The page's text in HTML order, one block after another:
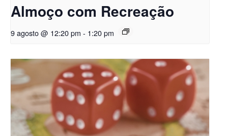
Almoço com Recreação
9 agosto @ 12:20 pm - 1:20 pm